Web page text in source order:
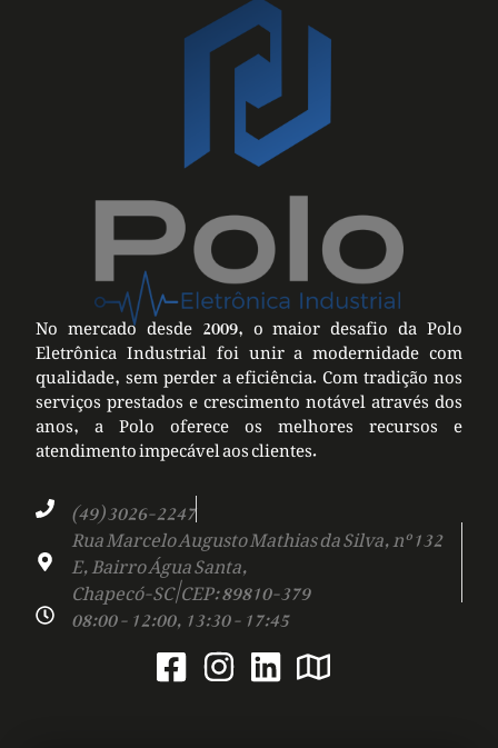
No mercado desde 2009, o maior desafio da Polo
Eletrônica Industrial foi unir a modernidade com
qualidade, sem perder a eficiência. Com tradição nos
serviços prestados e crescimento notável através dos
anos, a Polo oferece os melhores recursos e
atendimento impecável aos clientes.
(49) 3026-2247
Rua Marcelo Augusto Mathias da Silva, nº 132
E, Bairro Água Santa,
Chapecó-SC | CEP: 89810-379
08:00 - 12:00, 13:30 - 17:45